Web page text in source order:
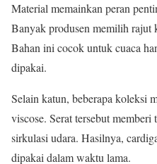
Material memainkan peran
Banyak produsen memilih rajut
Bahan ini cocok untuk cuaca
dipakai.
Selain katun, beberapa koleksi
viscose. Serat tersebut
sirkulasi udara. Hasilnya,
dipakai dalam waktu lama.